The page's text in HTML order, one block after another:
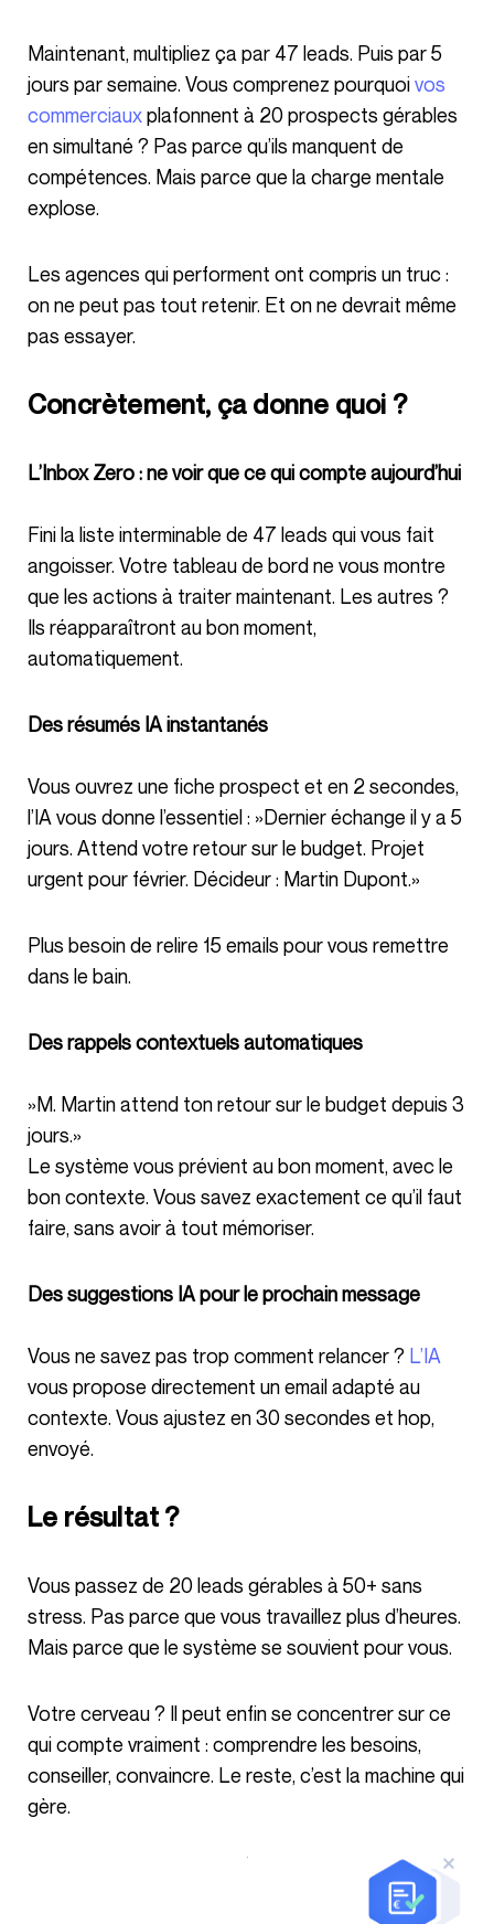
Maintenant, multipliez ça par 47 leads. Puis par 5
jours par semaine. Vous comprenez pourquoivos
commerciauxplafonnent à 20 prospects gérables
en simultané ? Pas parce qu’ils manquent de
compétences. Mais parce que la charge mentale
explose.
Les agences qui performent ont compris un truc :
on ne peut pas tout retenir. Et on ne devrait même
pas essayer.
Concrètement, ça donne quoi ?
L’Inbox Zero : ne voir que ce qui compte aujourd’hui
Fini la liste interminable de 47 leads qui vous fait
angoisser. Votre tableau de bord ne vous montre
que les actions à traiter maintenant. Les autres ?
Ils réapparaîtront au bon moment,
automatiquement.
Des résumés IA instantanés
Vous ouvrez une fiche prospect et en 2 secondes,
l’IA vous donne l’essentiel : »Dernier échange il y a 5
jours. Attend votre retour sur le budget. Projet
urgent pour février. Décideur : Martin Dupont.»
Plus besoin de relire 15 emails pour vous remettre
dans le bain.
Des rappels contextuels automatiques
»M. Martin attend ton retour sur le budget depuis 3
jours.»
Le système vous prévient au bon moment, avec le
bon contexte. Vous savez exactement ce qu’il faut
faire, sans avoir à tout mémoriser.
Des suggestions IA pour le prochain message
Vous ne savez pas trop comment relancer ? L’IA
vous propose directement un email adapté au
contexte. Vous ajustez en 30 secondes et hop,
envoyé.
Le résultat ?
Vous passez de 20 leads gérables à 50+ sans
stress. Pas parce que vous travaillez plus d’heures.
Mais parce que le système se souvient pour vous.
Votre cerveau ? Il peut enfin se concentrer sur ce
qui compte vraiment : comprendre les besoins,
conseiller, convaincre. Le reste, c’est la machine qui
gère.